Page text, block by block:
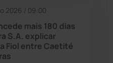
(436)
2026 / 09:00
mais 180 dias
S.A. explicar
Fiol entre Caetité